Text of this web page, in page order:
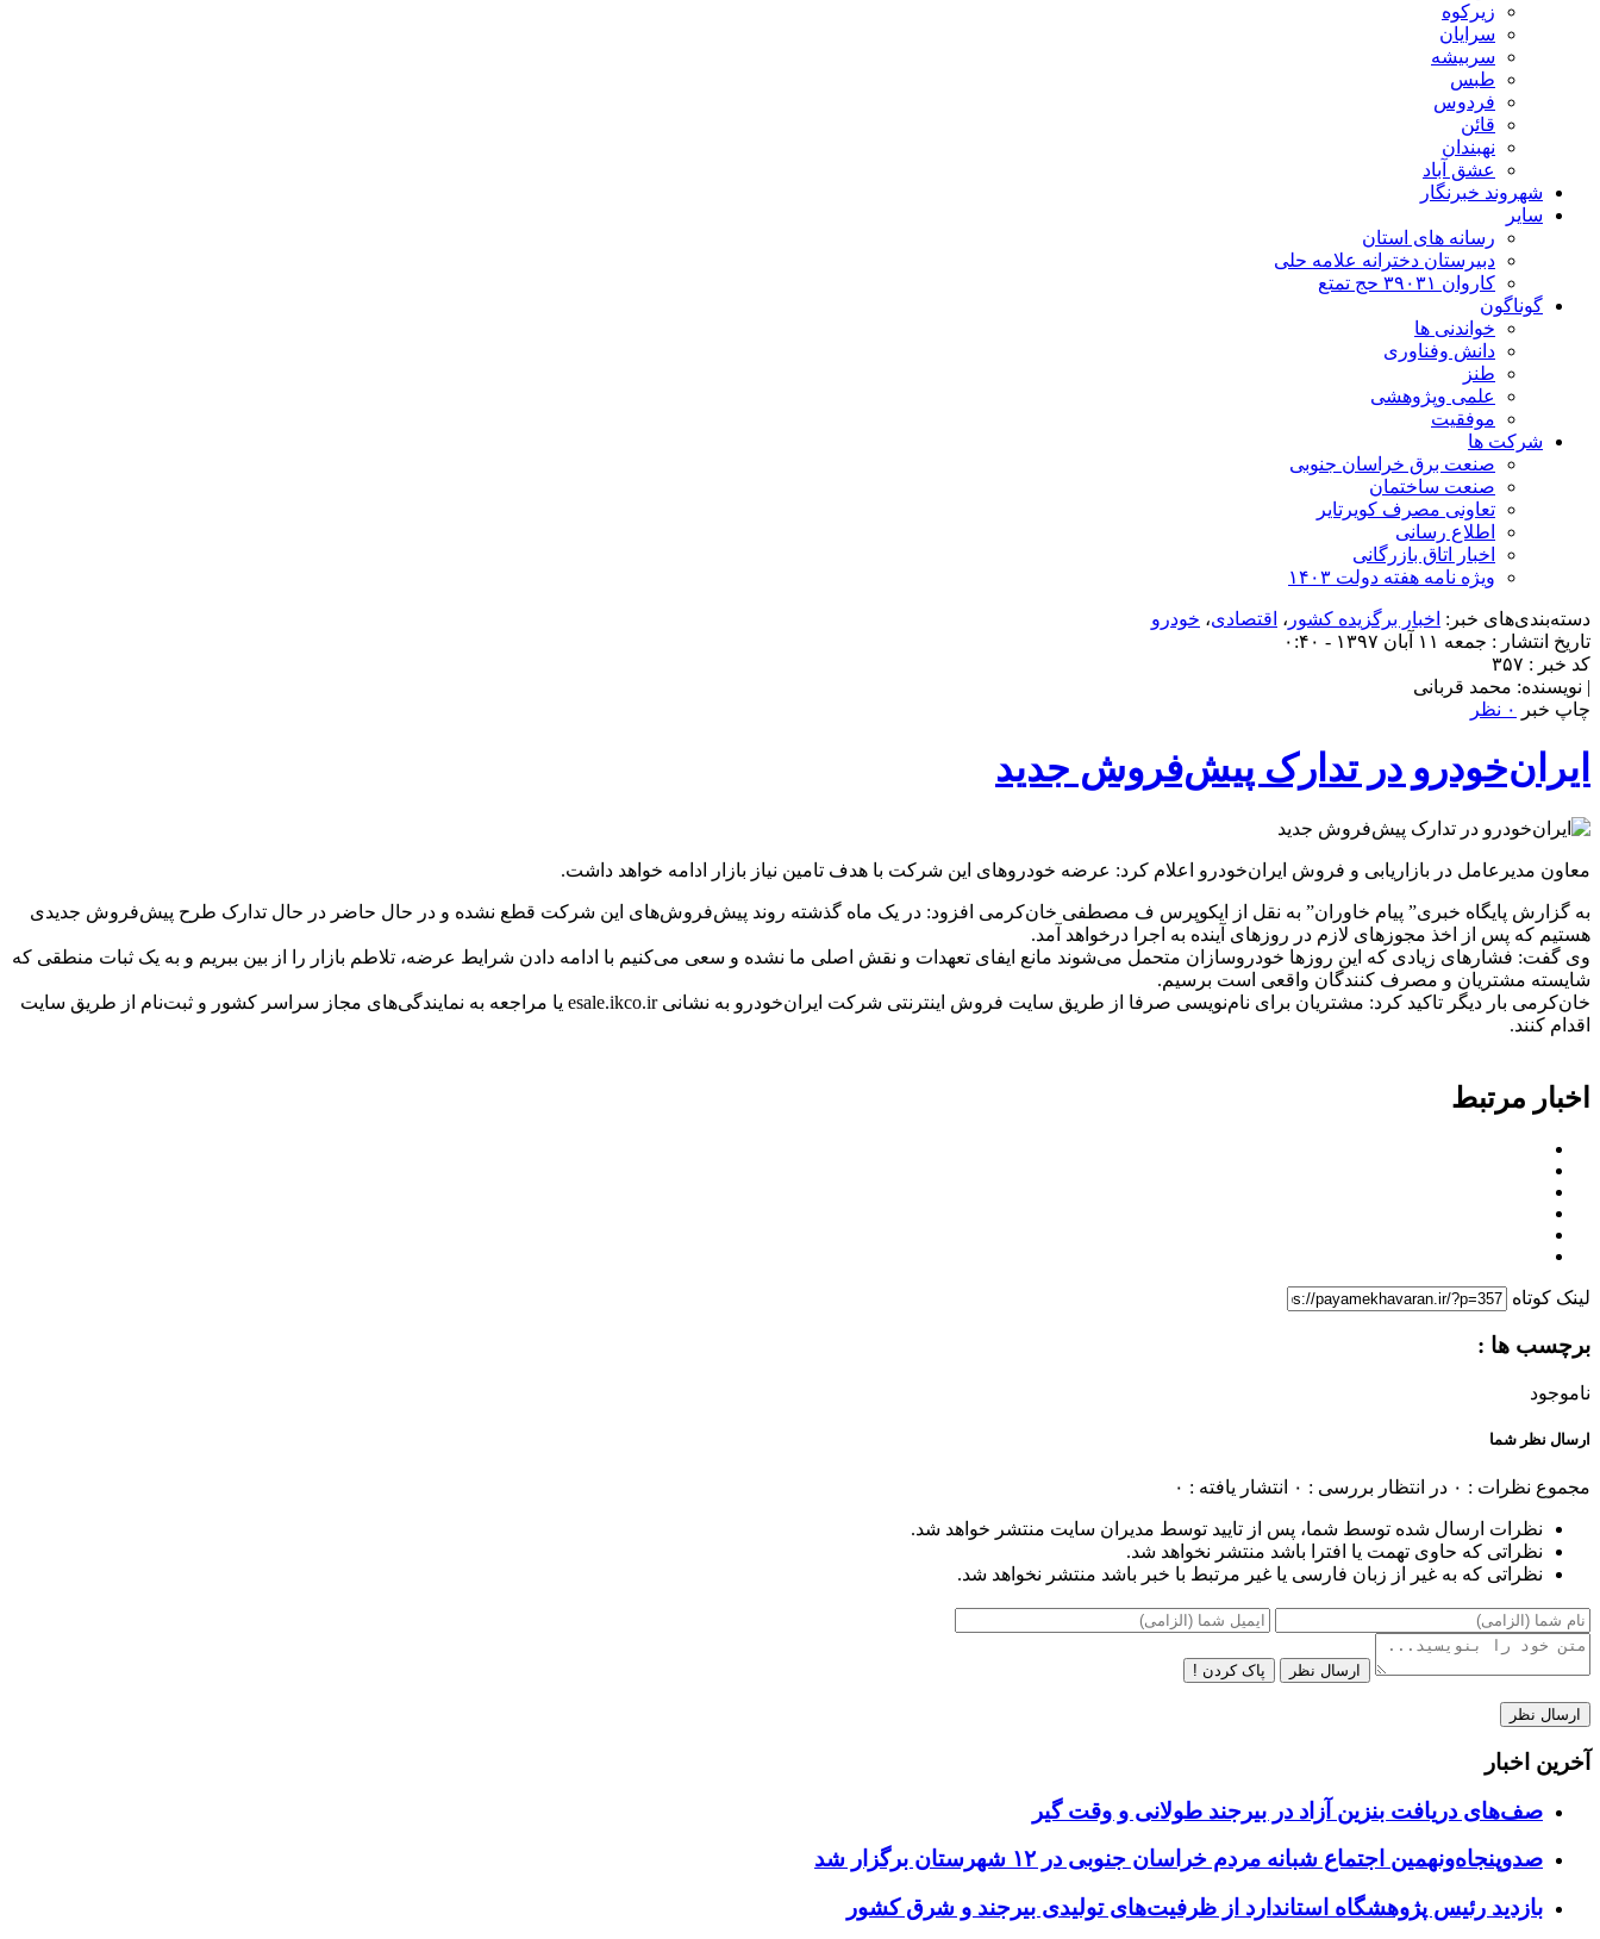
زیرکوه
سرایان
سربیشه
طبس
فردوس
قائن
نهبندان
عشق آباد
شهروند خبرنگار
سایر
رسانه های استان
دبیرستان دخترانه علامه حلی
کاروان ۳۹۰۳۱ حج تمتع
گوناگون
خواندنی ها
دانش وفناوری
طنز
علمی وپژوهشی
موفقیت
شرکت ها
صنعت برق خراسان جنوبی
صنعت ساختمان
تعاونی مصرف کویرتایر
اطلاع رسانی
اخبار اتاق بازرگانی
ویژه نامه هفته دولت ۱۴۰۳
دسته‌بندی‌های خبر: اخبار برگزیده کشور ، اقتصادی، خودرو
تاریخ انتشار : جمعه ۱۱ آبان ۱۳۹۷ - ۰:۴۰
کد خبر : ۳۵۷
| نویسنده: محمد قربانی
چاپ خبر
۰ نظر
ایران‌خودرو در تدارک پیش‌فروش جدید
معاون مدیرعامل در بازاریابی و فروش ایران‌خودرو اعلام کرد: عرضه خودروهای این شرکت با هدف تامین نیاز بازار ادامه خواهد داشت.
به گزارش پایگاه خبری” پیام خاوران” به نقل از ایکوپرس ف مصطفی خان‌کرمی افزود: در یک ماه گذشته روند پیش‌فروش‌های این شرکت قطع نشده و در حال حاضر در حال تدارک طرح پیش‌فروش جدیدی
هستیم که پس از اخذ مجوزهای لازم در روزهای آینده به اجرا درخواهد آمد.
وی گفت: فشارهای زیادی که این روزها خودروسازان متحمل می‌شوند مانع ایفای تعهدات و نقش اصلی ما نشده و سعی می‌کنیم با ادامه دادن شرایط عرضه، تلاطم بازار را از بین ببریم و به یک ثبات منطقی که
شایسته مشتریان و مصرف کنندگان واقعی است برسیم.
خان‌کرمی بار دیگر تاکید کرد: مشتریان برای نام‌نویسی صرفا از طریق سایت فروش اینترنتی شرکت ایران‌خودرو به نشانی esale.ikco.ir یا مراجعه به نمایندگی‌های مجاز سراسر کشور و ثبت‌نام از طریق سایت
اقدام کنند.
اخبار مرتبط
لینک کوتاه
برچسب ها :
ناموجود
ارسال نظر شما
مجموع نظرات : ۰ در انتظار بررسی : ۰ انتشار یافته : ۰
نظرات ارسال شده توسط شما، پس از تایید توسط مدیران سایت منتشر خواهد شد.
نظراتی که حاوی تهمت یا افترا باشد منتشر نخواهد شد.
نظراتی که به غیر از زبان فارسی یا غیر مرتبط با خبر باشد منتشر نخواهد شد.
ارسال نظر پاک کردن !
آخرین اخبار
صف‌های دریافت بنزین آزاد در بیرجند طولانی و وقت گیر
صدوپنجاه‌ونهمین اجتماع شبانه مردم خراسان جنوبی در ۱۲ شهرستان برگزار شد
بازدید رئیس پژوهشگاه استاندارد از ظرفیت‌های تولیدی بیرجند و شرق کشور